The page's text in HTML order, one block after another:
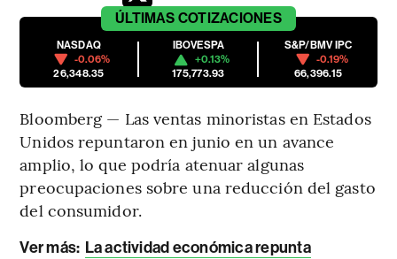
ÚLTIMAS COTIZACIONES
NASDAQ
-0.06%
26,348.35
IBOVESPA
+0.13%
175,773.93
S&P/BMV IPC
-0.19%
66,396.15
Bloomberg — Las ventas minoristas en Estados
Unidos repuntaron en junio en un avance
amplio, lo que podría atenuar algunas
preocupaciones sobre una reducción del gasto
del consumidor.
Ver más: La actividad económica repunta